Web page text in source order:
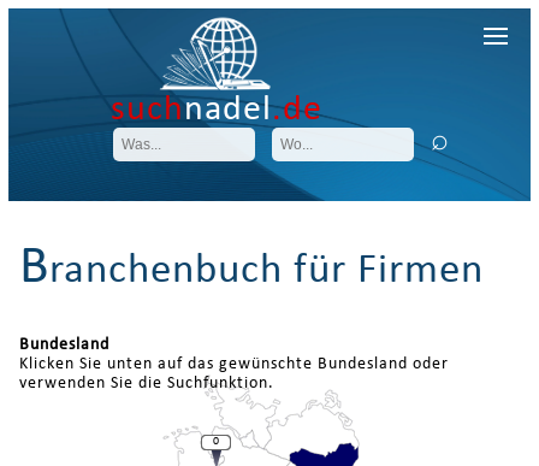
suchnadel.de
Branchenbuch für Firmen
Bundesland
Klicken Sie unten auf das gewünschte Bundesland oder
verwenden Sie die Suchfunktion.
0